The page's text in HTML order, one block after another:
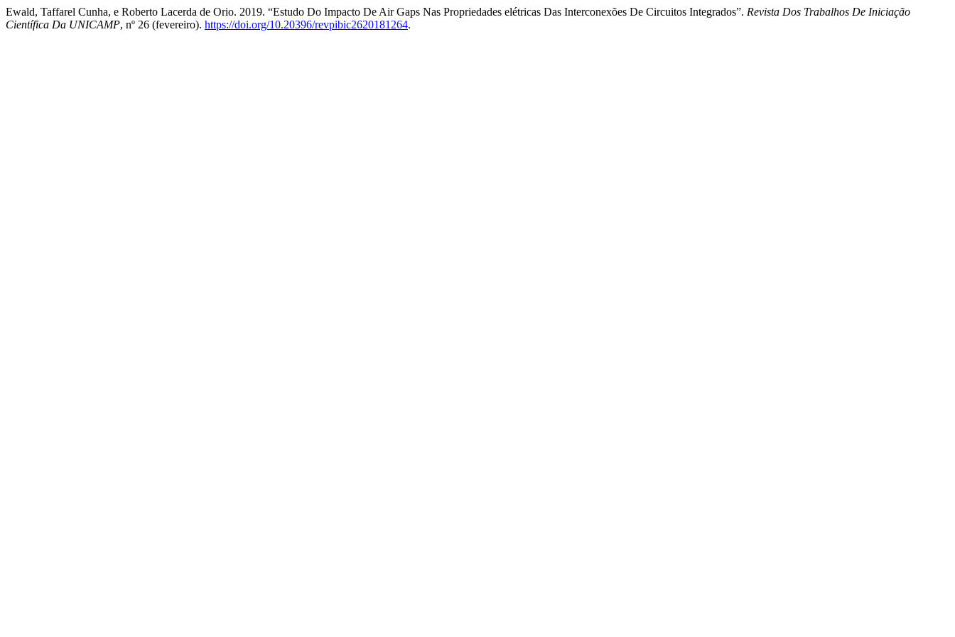
Ewald, Taffarel Cunha, e Roberto Lacerda de Orio. 2019. “Estudo Do Impacto De Air Gaps Nas Propriedades elétricas Das Interconexões De Circuitos Integrados”. Revista Dos Trabalhos De Iniciação
Científica Da UNICAMP, nº 26 (fevereiro). https://doi.org/10.20396/revpibic2620181264.